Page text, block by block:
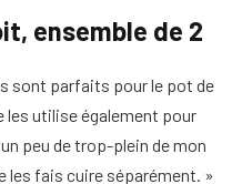
ensemble de 2
sont parfaits pour le pot de
les utilise également pour
peu de trop-plein de mon
les fais cuire séparément. »